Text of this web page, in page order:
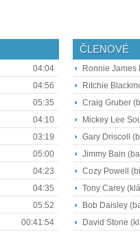
04:04
04:56
05:35
04:10
03:19
05:00
04:23
04:35
05:52
00:41:54
ČLENOVÉ
Ronnie James
Ritchie
Craig Gruber
Mickey Lee
Gary Driscoll
Jimmy Bain
Cozy Powell
Tony Carey
Bob Daisley
David Stone